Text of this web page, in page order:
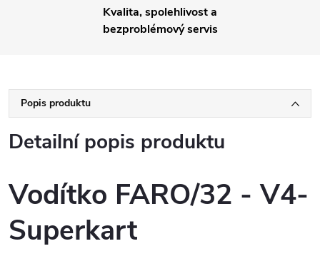
Kvalita, spolehlivost a
bezproblémový servis
Popis produktu
Detailní popis produktu
Vodítko FARO/32 - V4-
Superkart